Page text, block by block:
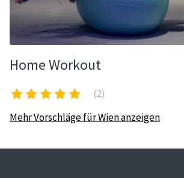
Home Workout
(2)
Mehr Vorschläge für Wien anzeigen